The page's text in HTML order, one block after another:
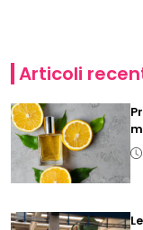
Articoli